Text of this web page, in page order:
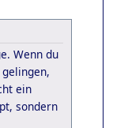
Wenn du
ein
sondern